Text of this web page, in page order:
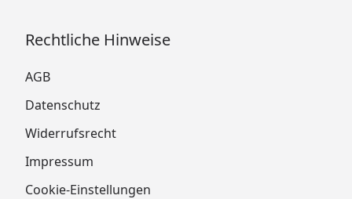
Rechtliche Hinweise
AGB
Datenschutz
Widerrufsrecht
Impressum
Cookie-Einstellungen